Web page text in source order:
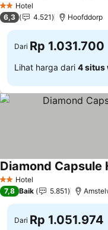
2 Bintang
Hotel
6,3 4.521 Hoofddorp
Dari Rp 1.031.700
Lihat harga dari 4 situs
2 Bintang
Hotel
Diamond Capsule
7,8 Baik 5.851
Dari Rp 1.051.974